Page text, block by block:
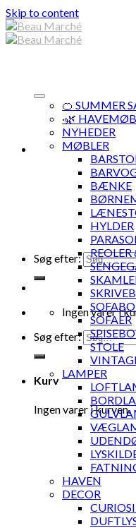
Skip to content
Søg efter:
Ingen varer i
Søg efter:
Kurv
Ingen varer i kurven.
🍊 SUMMER
·🌿
NYHEDER
MØBLER
BÆNKE
HYLDER
REOLER
SOFAER
STOLE
LAMPER
HAVEN
DECOR